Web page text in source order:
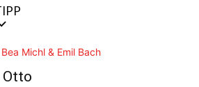
Otto